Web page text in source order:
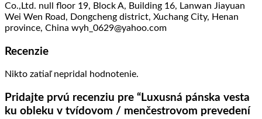
Co.,Ltd. null floor 19, Block A, Building 16, Lanwan Jiayuan
Wei Wen Road, Dongcheng district, Xuchang City, Henan
province, China wyh_0629@yahoo.com
Recenzie
Nikto zatiaľ nepridal hodnotenie.
Pridajte prvú recenziu pre “Luxusná pánska vesta
ku obleku v tvídovom / menčestrovom prevedení